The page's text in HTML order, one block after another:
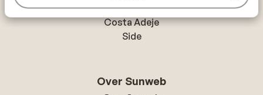
Marsa Alam
Costa Adeje
Side
Over Sunweb